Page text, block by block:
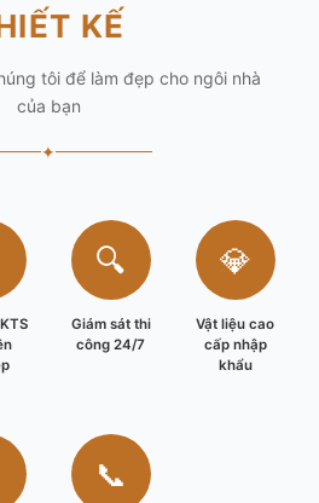
KẾ
tôi để làm đẹp cho ngôi nhà
của bạn
✦
🔍
Giám sát thi
công 24/7
💎
Vật liệu cao
cấp nhập
khẩu
📞